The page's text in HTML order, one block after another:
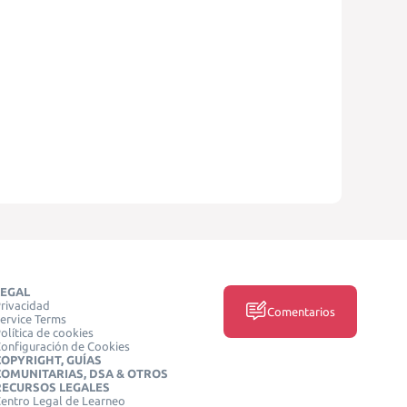
Terms
de cookies
de Cookies
GUÍAS
DSA & OTROS
LEGALES
Legal de Learneo
Comentarios